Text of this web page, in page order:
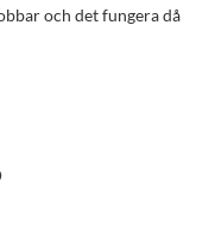
och det fungera då